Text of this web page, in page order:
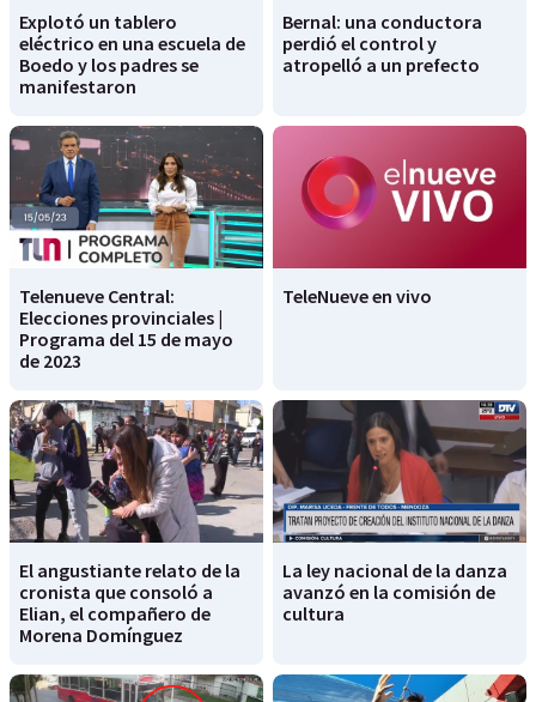
Explotó un tablero
eléctrico en una escuela de
Boedo y los padres se
manifestaron
Bernal: una conductora
perdió el control y
atropelló a un prefecto
Telenueve Central:
Elecciones provinciales |
Programa del 15 de mayo
de 2023
TeleNueve en vivo
El angustiante relato de la
cronista que consoló a
Elian, el compañero de
Morena Domínguez
La ley nacional de la danza
avanzó en la comisión de
cultura